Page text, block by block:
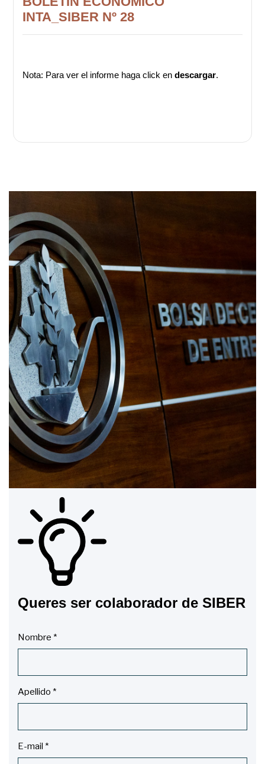
INTA_SIBER Nº 28
Nota: Para ver el informe haga click endescargar.
Queres ser colaborador de SIBER
Nombre *
Apellido *
E-mail *